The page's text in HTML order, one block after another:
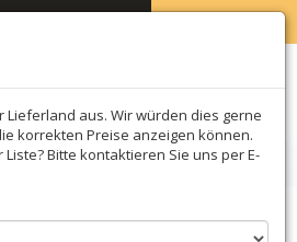
Lieferland aus. Wir würden dies gerne
korrekten Preise anzeigen können.
Bitte kontaktieren Sie uns per E-